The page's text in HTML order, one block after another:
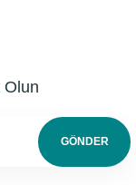
Olun
GÖNDER